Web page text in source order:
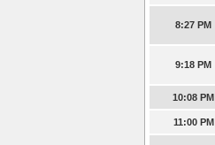
8:27 PM
9:18 PM
10:08 PM
11:00 PM